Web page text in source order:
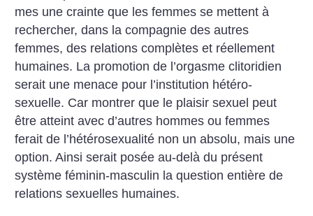
mes une crainte que les femmes se mettent à
rechercher, dans la compagnie des autres
femmes, des relations complètes et réellement
humaines. La pro­motion de l’orgasme clitoridien
serait une menace pour l’institution hétéro­
sexuelle. Car montrer que le plaisir sexuel peut
être atteint avec d’autres hommes ou femmes
ferait de l’hétérosexualité non un absolu, mais une
op­tion. Ainsi serait posée au-delà du présent
système féminin-masculin la ques­tion entière de
relations sexuelles humaines.